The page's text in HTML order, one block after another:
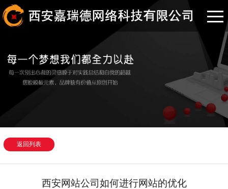
返回列表
西安网站公司如何进行网站的优化